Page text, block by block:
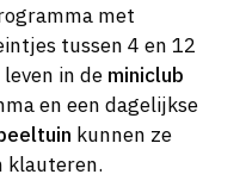
met
tussen 4 en 12
in de miniclub
en een dagelijkse
kunnen ze
klauteren.